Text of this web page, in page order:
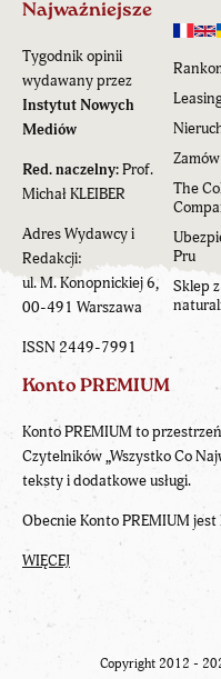
Najważniejsze
Tygodnik opinii
wydawany przez
Instytut Nowych
Mediów
Red. naczelny:Prof.
Michał KLEIBER
Adres Wydawcy i
Redakcji:
ul. M. Konopnickiej 6,
00-491 Warszawa
ISSN 2449-7991
The
Pru
Sklep
Konto PREMIUM
Konto PREMIUM to
Czytelników „Wszystko Co
teksty i dodatkowe usługi.
Obecnie Konto PREMIUM
WIĘCEJ
Copyright 2012 -